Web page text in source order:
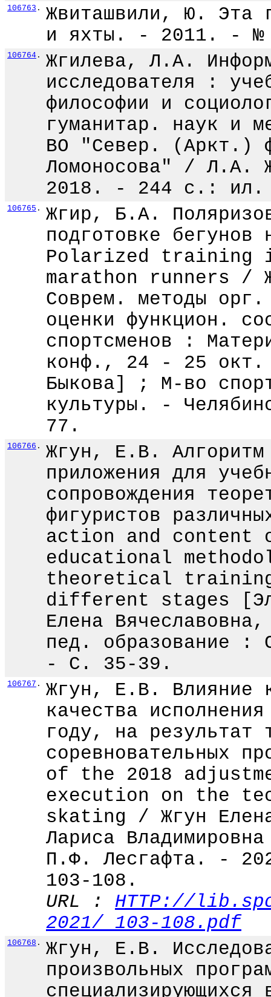
106763 .
Жвиташвили, Ю. Эта
и яхты. - 2011. -
106764 .
Жгилева, Л.А.
исследователя :
философии и
гуманитар. наук и
ВО "Север. (Аркт.)
Ломоносова" /
2018. - 244 с.: ил.
106765 .
Жгир, Б.А.
подготовке бегунов
Polarized training
marathon runners
Соврем. методы
оценки функцион.
спортсменов :
конф., 24 - 25
Быкова] ; М-во
культуры. -
77.
106766 .
Жгун, Е.В. Алгоритм
приложения для
сопровождения
фигуристов
action and
educational
theoretical
different stages
Елена
пед. образование
- С. 35-39.
106767 .
Жгун, Е.В. Влияние
качества
году, на результат
соревновательных
of the 2018
execution on the
skating / Жгун
Лариса
П.Ф. Лесгафта. -
103-108.
URL : HTTP://
2021/_103-108.pdf
106768 .
Жгун, Е.В.
произвольных
специализирующихся